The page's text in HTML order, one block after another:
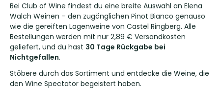
Bei Club of Wine findest du eine breite Auswahl an Elena
Walch Weinen – den zugänglichen Pinot Bianco genauso
wie die gereiften Lagenweine von Castel Ringberg. Alle
Bestellungen werden mit nur 2,89 € Versandkosten
geliefert, und du hast 30 Tage Rückgabe bei
Nichtgefallen.
Stöbere durch das Sortiment und entdecke die Weine, die
den Wine Spectator begeistert haben.